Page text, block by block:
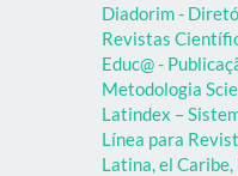
Diadorim -
Revistas
Educ@ -
Metodologia
Latindex –
Línea para
Latina, el